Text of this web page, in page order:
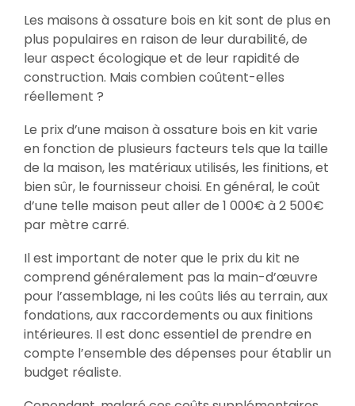
Les maisons à ossature bois en kit sont de plus en
plus populaires en raison de leur durabilité, de
leur aspect écologique et de leur rapidité de
construction. Mais combien coûtent-elles
réellement ?
Le prix d’une maison à ossature bois en kit varie
en fonction de plusieurs facteurs tels que la taille
de la maison, les matériaux utilisés, les finitions, et
bien sûr, le fournisseur choisi. En général, le coût
d’une telle maison peut aller de 1 000€ à 2 500€
par mètre carré.
Il est important de noter que le prix du kit ne
comprend généralement pas la main-d’œuvre
pour l’assemblage, ni les coûts liés au terrain, aux
fondations, aux raccordements ou aux finitions
intérieures. Il est donc essentiel de prendre en
compte l’ensemble des dépenses pour établir un
budget réaliste.